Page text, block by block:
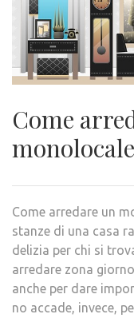
Come
monolocale
Come arredare un
stanze di una casa
delizia per chi si
arredare zona
anche per dare
no accade, invece,